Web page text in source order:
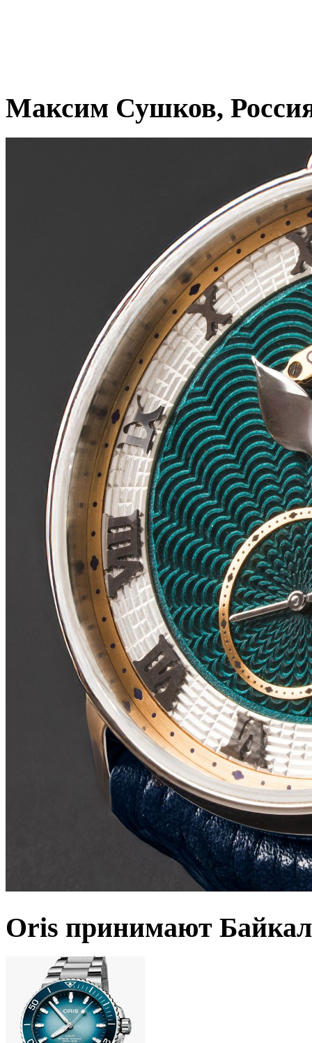
Максим Сушков,
Oris принимают